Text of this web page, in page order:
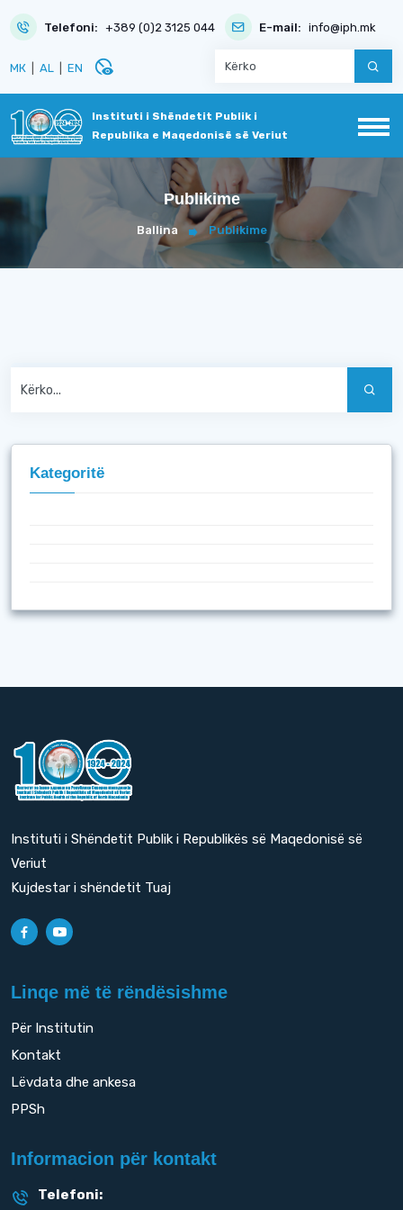
Telefoni: +389 (0)2 3125 044 E-mail: info@iph.mk
МК AL EN disabled_visible
Instituti i Shëndetit Publik i
Republika e Maqedonisë së Veriut
Publikime
Ballina Publikime
Kategoritë
Instituti i Shëndetit Publik i Republikës së Maqedonisë së
Veriut
Kujdestar i shëndetit Tuaj
Linqe më të rëndësishme
Për Institutin
Kontakt
Lëvdata dhe ankesa
PPSh
Informacion për kontakt
Telefoni: